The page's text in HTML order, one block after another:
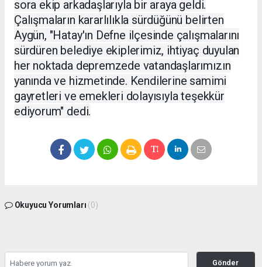
sora ekip arkadaşlarıyla bir araya geldi.
Çalışmaların kararlılıkla sürdüğünü belirten
Aygün, "Hatay'ın Defne ilçesinde çalışmalarını
sürdüren belediye ekiplerimiz, ihtiyaç duyulan
her noktada depremzede vatandaşlarımızın
yanında ve hizmetinde. Kendilerine samimi
gayretleri ve emekleri dolayısıyla teşekkür
ediyorum" dedi.
Okuyucu Yorumları (0)
Gönder